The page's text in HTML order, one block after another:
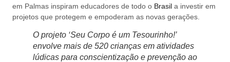
em Palmas inspiram educadores de todo o Brasil a investir em
projetos que protegem e empoderam as novas gerações.
O projeto ‘Seu Corpo é um Tesourinho!’
envolve mais de 520 crianças em atividades
lúdicas para conscientização e prevenção ao